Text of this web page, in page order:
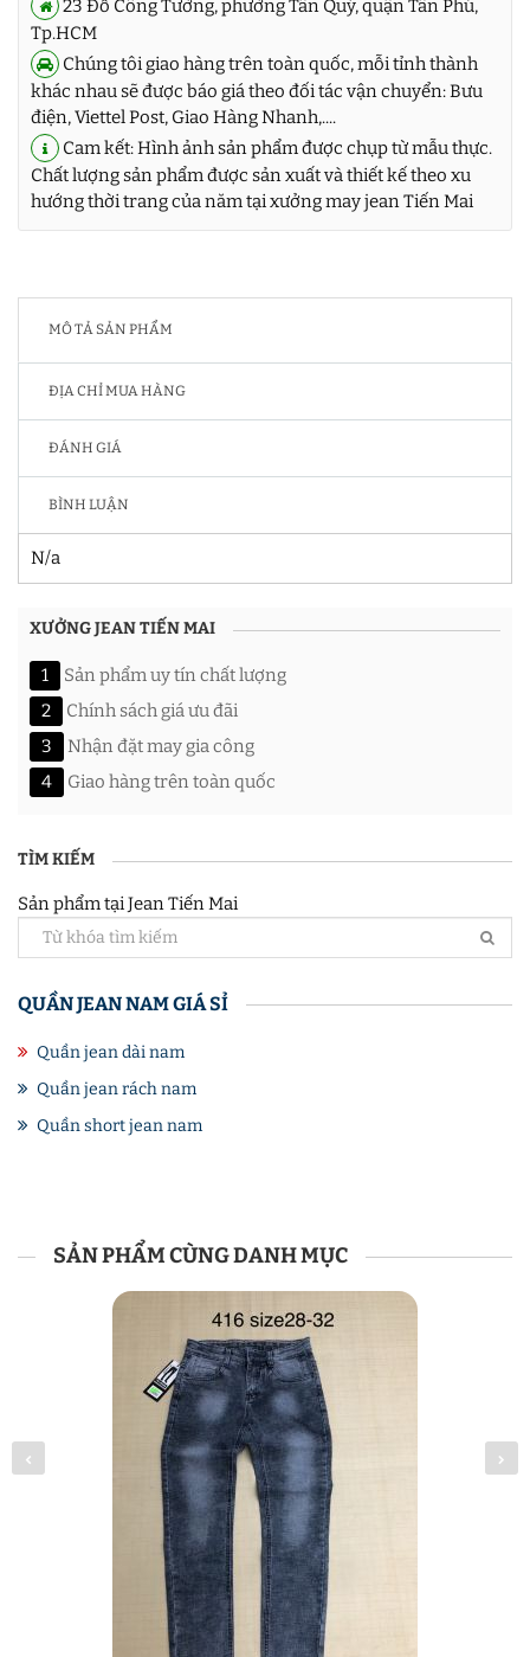
23 Đỗ Công Tường, phường Tân Quý, quận Tân Phú,
Tp.HCM
Chúng tôi giao hàng trên toàn quốc, mỗi tỉnh thành
khác nhau sẽ được báo giá theo đối tác vận chuyển: Bưu
điện, Viettel Post, Giao Hàng Nhanh,....
Cam kết: Hình ảnh sản phẩm được chụp từ mẫu thực.
Chất lượng sản phẩm được sản xuất và thiết kế theo xu
hướng thời trang của năm tại xưởng may jean Tiến Mai
MÔ TẢ SẢN PHẨM
ĐỊA CHỈ MUA HÀNG
ĐÁNH GIÁ
BÌNH LUẬN
N/a
XƯỞNG JEAN TIẾN MAI
1
Sản phẩm uy tín chất lượng
2
Chính sách giá ưu đãi
3
Nhận đặt may gia công
4
Giao hàng trên toàn quốc
TÌM KIẾM
Sản phẩm tại Jean Tiến Mai
QUẦN JEAN NAM GIÁ SỈ
Quần jean dài nam
Quần jean rách nam
Quần short jean nam
SẢN PHẨM CÙNG DANH MỤC